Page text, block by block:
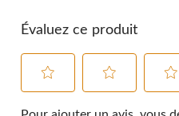
Évaluez ce produit